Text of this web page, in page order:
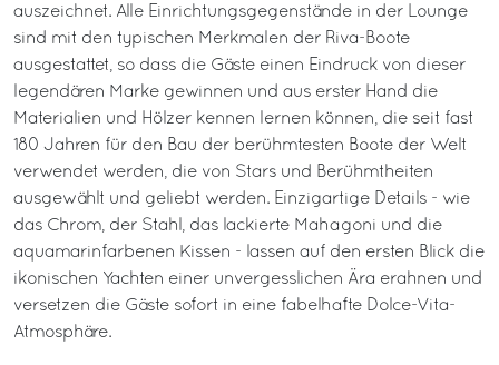
auszeichnet. Alle Einrichtungsgegenstände in der Lounge
sind mit den typischen Merkmalen der Riva-Boote
ausgestattet, so dass die Gäste einen Eindruck von dieser
legendären Marke gewinnen und aus erster Hand die
Materialien und Hölzer kennen lernen können, die seit fast
180 Jahren für den Bau der berühmtesten Boote der Welt
verwendet werden, die von Stars und Berühmtheiten
ausgewählt und geliebt werden. Einzigartige Details - wie
das Chrom, der Stahl, das lackierte Mahagoni und die
aquamarinfarbenen Kissen - lassen auf den ersten Blick die
ikonischen Yachten einer unvergesslichen Ära erahnen und
versetzen die Gäste sofort in eine fabelhafte Dolce-Vita-
Atmosphäre.